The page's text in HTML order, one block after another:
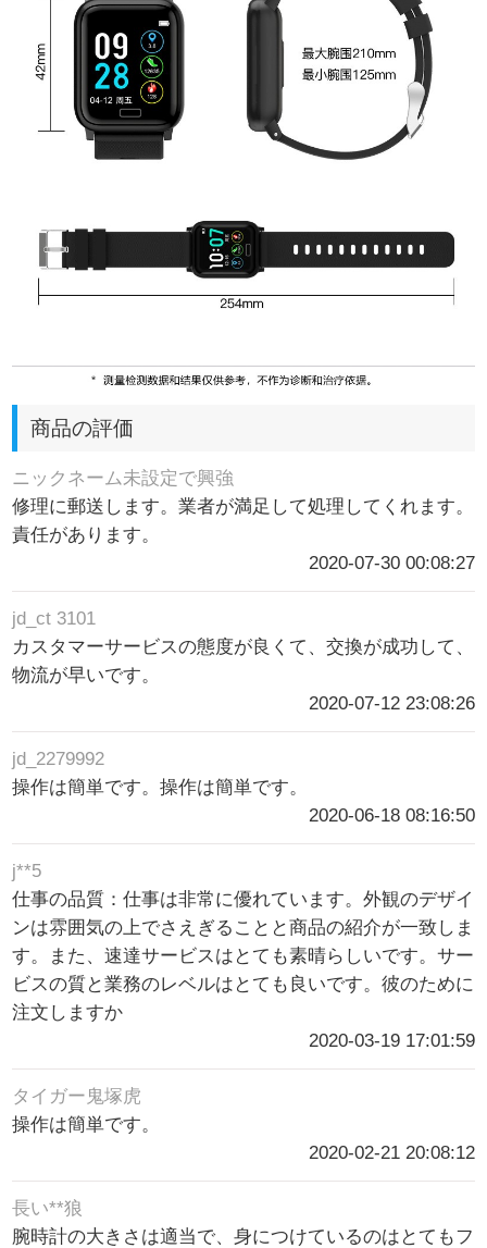
商品の評価
ニックネーム未設定で興強
修理に郵送します。業者が満足して処理してくれます。
責任があります。
2020-07-30 00:08:27
jd_ct 3101
カスタマーサービスの態度が良くて、交換が成功して、
物流が早いです。
2020-07-12 23:08:26
jd_2279992
操作は簡単です。操作は簡単です。
2020-06-18 08:16:50
j**5
仕事の品質：仕事は非常に優れています。外観のデザイ
ンは雰囲気の上でさえぎることと商品の紹介が一致しま
す。また、速達サービスはとても素晴らしいです。サー
ビスの質と業務のレベルはとても良いです。彼のために
注文しますか
2020-03-19 17:01:59
タイガー鬼塚虎
操作は簡単です。
2020-02-21 20:08:12
長い**狼
腕時計の大きさは適当で、身につけているのはとてもフ